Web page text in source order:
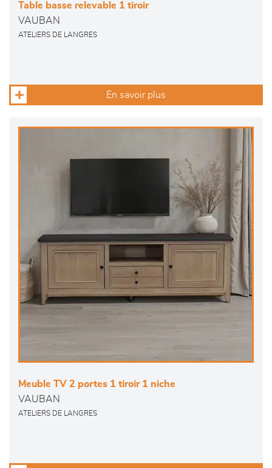
Table basse relevable 1 tiroir
VAUBAN
ATELIERS DE LANGRES
En savoir plus
Meuble TV 2 portes 1 tiroir 1 niche
VAUBAN
ATELIERS DE LANGRES